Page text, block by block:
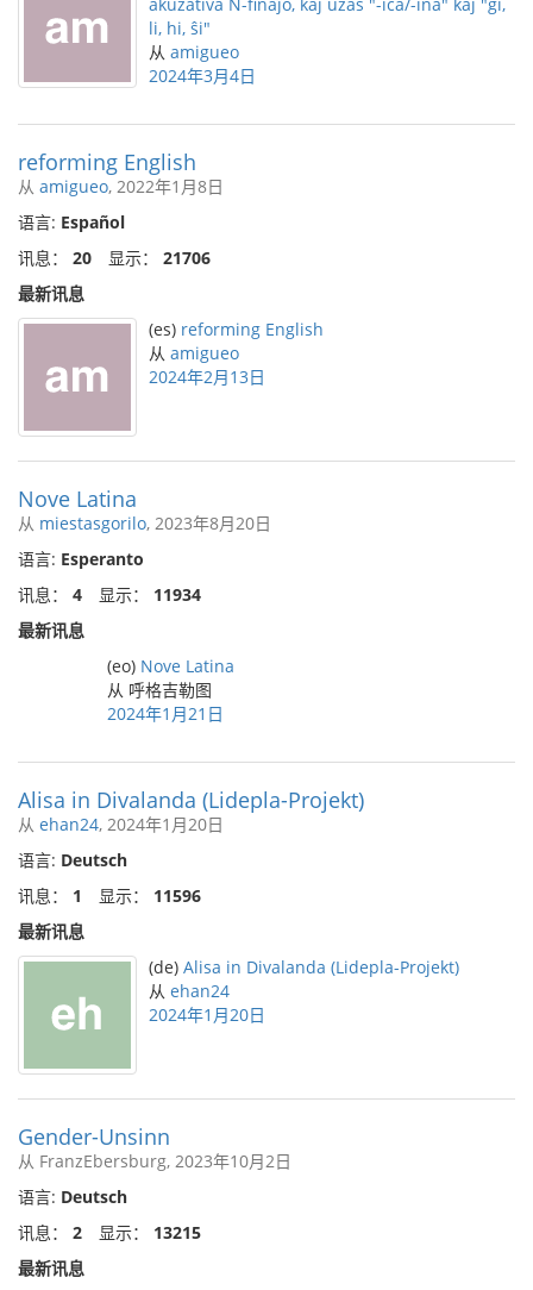
li, hi, ŝi"
从 amigueo
2024年3月4日
reforming English
从 amigueo, 2022年1月8日
语言: Español
讯息： 20 显示： 21706
最新讯息
(es) reforming English
从 amigueo
2024年2月13日
Nove Latina
从 miestasgorilo, 2023年8月20日
语言: Esperanto
讯息： 4 显示： 11934
最新讯息
(eo) Nove Latina
从 呼格吉勒图
2024年1月21日
Alisa in Divalanda (Lidepla-Projekt)
从 ehan24, 2024年1月20日
语言: Deutsch
讯息： 1 显示： 11596
最新讯息
(de) Alisa in Divalanda (Lidepla-Projekt)
从 ehan24
2024年1月20日
Gender-Unsinn
从 FranzEbersburg, 2023年10月2日
语言: Deutsch
讯息： 2 显示： 13215
最新讯息